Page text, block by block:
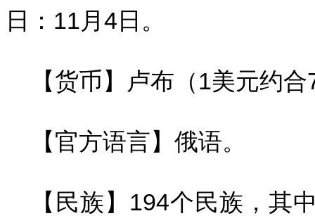
日：11月4日。
【货币】卢布（1美元约
【官方语言】俄语。
【民族】194个民族，其